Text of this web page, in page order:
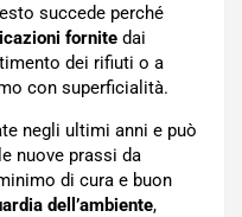
succede perché
fornite dai
dei rifiuti o a
con superficialità.
negli ultimi anni e può
nuove prassi da
di cura e buon
dell’ambiente,